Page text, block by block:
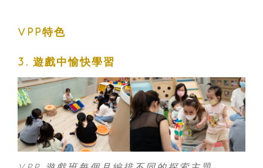
VPP特色
3. 遊戲中愉快學習